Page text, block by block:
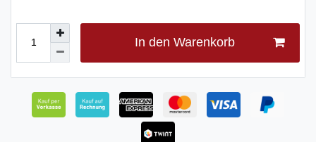
In den Warenkorb